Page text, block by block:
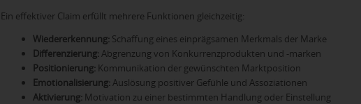
Ein effektiver Claim erfüllt mehrere Funktionen gleichzeitig:
Wiedererkennung:Schaffung eines einprägsamen Merkmals der Marke
Differenzierung:Abgrenzung von Konkurrenzprodukten und -marken
Positionierung:Kommunikation der gewünschten Marktposition
Emotionalisierung:Auslösung positiver Gefühle und Assoziationen
Aktivierung:Motivation zu einer bestimmten Handlung oder Einstellung